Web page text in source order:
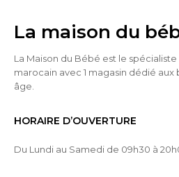
La maison du
La Maison du Bébé est le
marocain avec 1 magasin dédié
âge.
HORAIRE D’OUVERTURE
Du Lundi au Samedi de 09h30 à